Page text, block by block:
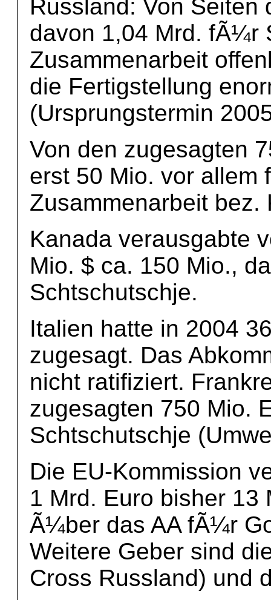
Russland: Von Seiten
davon 1,04 Mrd. fÃ¼r
Zusammenarbeit
die Fertigstellung
(Ursprungstermin
Von den zugesagten
erst 50 Mio. vor
Zusammenarbeit
Kanada verausgabte
Mio. $ ca. 150 Mio.,
Schtschutschje.
Italien hatte in 2004
zugesagt. Das
nicht ratifiziert.
zugesagten 750 Mio.
Schtschutschje
Die EU-Kommission
1 Mrd. Euro bisher 13
Ã¼ber das AA fÃ¼r
Weitere Geber sind
Cross Russland) und